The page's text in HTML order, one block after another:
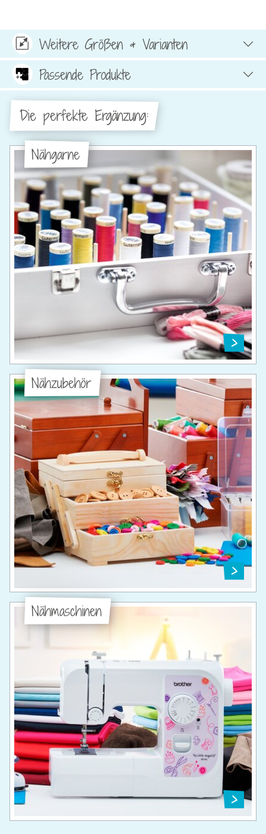
Weitere Größen & Varianten
Passende Produkte
Die perfekte Ergänzung:
Nähgarne
Nähzubehör
Nähmaschinen